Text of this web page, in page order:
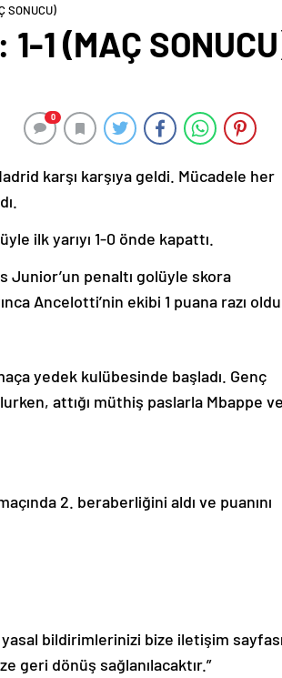
SONUCU)
1 (MAÇ
0
karşı karşıya geldi. Mücadele her
ilk yarıyı 1-0 önde kapattı.
Junior’un penaltı golüyle skora
Ancelotti’nin ekibi 1 puana razı
yedek kulübesinde başladı. Genç
attığı müthiş paslarla Mbappe ve
2. beraberliğini aldı ve puanını
bildirimlerinizi bize iletişim sayfası
geri dönüş sağlanılacaktır.”